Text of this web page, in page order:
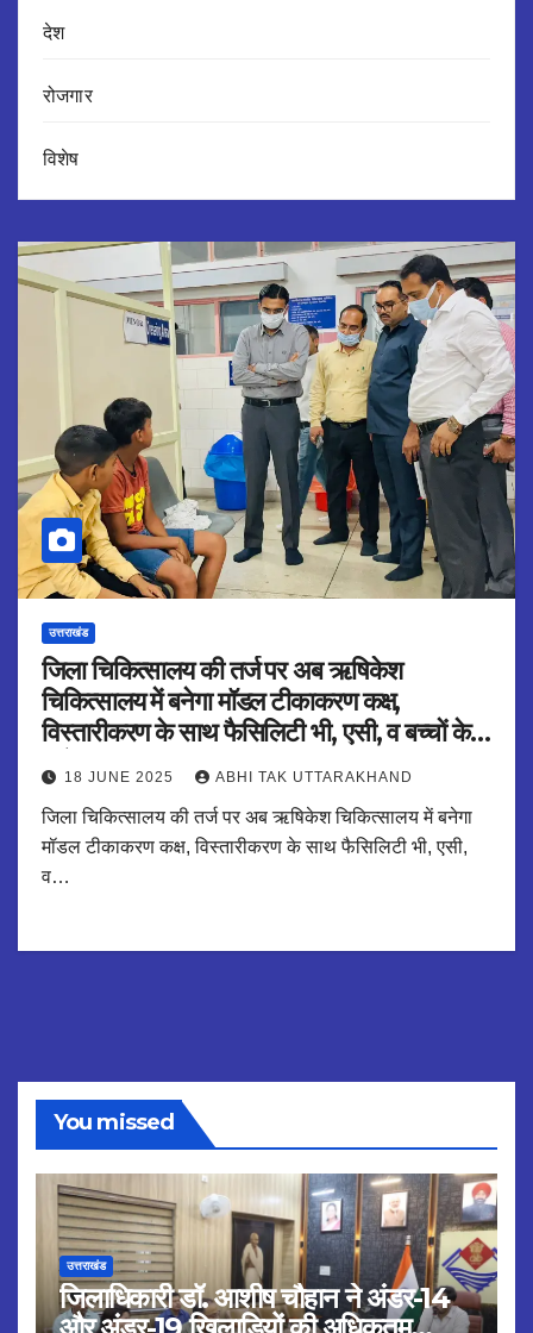
देश
रोजगार
विशेष
उत्तराखंड
जिला चिकित्सालय की तर्ज पर अब ऋषिकेश
चिकित्सालय में बनेगा मॉडल टीकाकरण कक्ष,
विस्तारीकरण के साथ फैसिलिटी भी, एसी, व बच्चों के
मनोरंजन अनुरूप सुविधा :डीएम
18 JUNE 2025 ABHI TAK UTTARAKHAND
जिला चिकित्सालय की तर्ज पर अब ऋषिकेश चिकित्सालय में बनेगा
मॉडल टीकाकरण कक्ष, विस्तारीकरण के साथ फैसिलिटी भी, एसी,
व…
You missed
उत्तराखंड
जिलाधिकारी डॉ. आशीष चौहान ने अंडर-14